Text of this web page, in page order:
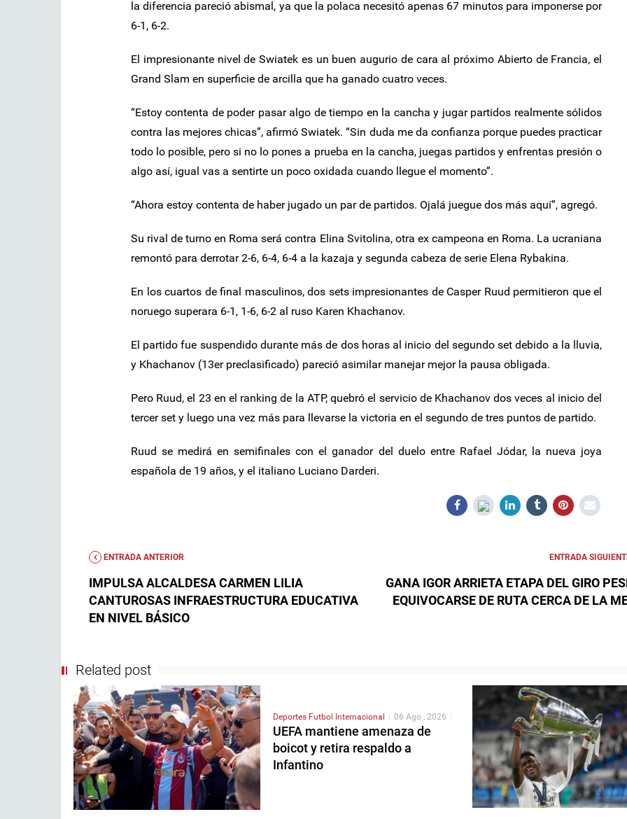
la diferencia pareció abismal, ya que la polaca necesitó apenas 67 minutos para imponerse por
6-1, 6-2.
El impresionante nivel de Swiatek es un buen augurio de cara al próximo Abierto de Francia, el
Grand Slam en superficie de arcilla que ha ganado cuatro veces.
“Estoy contenta de poder pasar algo de tiempo en la cancha y jugar partidos realmente sólidos
contra las mejores chicas”, afirmó Swiatek. “Sin duda me da confianza porque puedes practicar
todo lo posible, pero si no lo pones a prueba en la cancha, juegas partidos y enfrentas presión o
algo así, igual vas a sentirte un poco oxidada cuando llegue el momento”.
“Ahora estoy contenta de haber jugado un par de partidos. Ojalá juegue dos más aquí”, agregó.
Su rival de turno en Roma será contra Elina Svitolina, otra ex campeona en Roma. La ucraniana
remontó para derrotar 2-6, 6-4, 6-4 a la kazaja y segunda cabeza de serie Elena Rybakina.
En los cuartos de final masculinos, dos sets impresionantes de Casper Ruud permitieron que el
noruego superara 6-1, 1-6, 6-2 al ruso Karen Khachanov.
El partido fue suspendido durante más de dos horas al inicio del segundo set debido a la lluvia,
y Khachanov (13er preclasificado) pareció asimilar manejar mejor la pausa obligada.
Pero Ruud, el 23 en el ranking de la ATP, quebró el servicio de Khachanov dos veces al inicio del
tercer set y luego una vez más para llevarse la victoria en el segundo de tres puntos de partido.
Ruud se medirá en semifinales con el ganador del duelo entre Rafael Jódar, la nueva joya
española de 19 años, y el italiano Luciano Darderi.
ENTRADA ANTERIOR
IMPULSA ALCALDESA CARMEN LILIA
CANTUROSAS INFRAESTRUCTURA EDUCATIVA
EN NIVEL BÁSICO
ENTRADA
GANA IGOR ARRIETA ETAPA DEL GIRO
EQUIVOCARSE DE RUTA CERCA DE LA
Related post
Deportes Futbol Internacional | 06 Ago , 2026 |
UEFA mantiene amenaza de
boicot y retira respaldo a
Infantino